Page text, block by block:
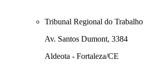
Tribunal Regional do Trabalho
Av. Santos Dumont, 3384
Aldeota - Fortaleza/CE